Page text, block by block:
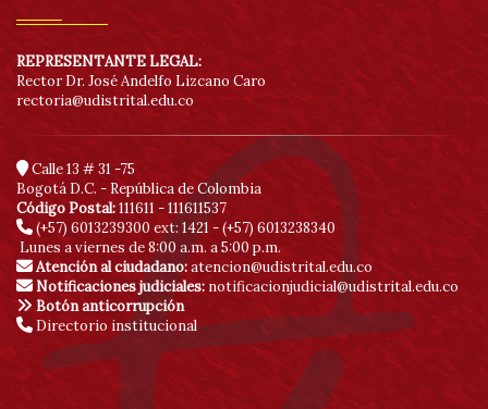
REPRESENTANTE LEGAL:
Rector Dr. José Andelfo Lizcano Caro
rectoria@udistrital.edu.co
Calle 13 # 31 -75
Bogotá D.C. - República de Colombia
Código Postal:111611 - 111611537
(+57) 6013239300 ext: 1421 - (+57) 6013238340
Lunes a viernes de 8:00 a.m. a 5:00 p.m.
Atención al ciudadano:atencion@udistrital.edu.co
Notificaciones judiciales: notificacionjudicial@udistrital.edu.co
Botón anticorrupción
Directorio institucional